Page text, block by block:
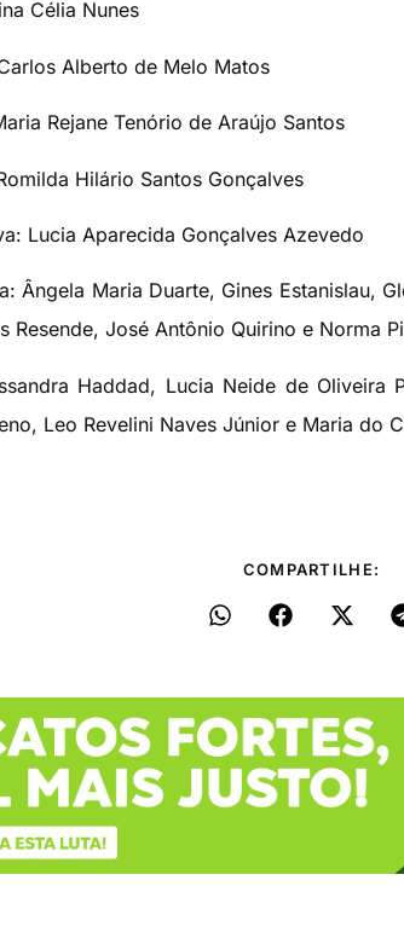
Célia Nunes
Alberto de Melo Matos
Rejane Tenório de Araújo Santos
Hilário Santos Gonçalves
Lucia Aparecida Gonçalves Azevedo
Ângela Maria Duarte, Gines Estanislau,
Resende, José Antônio Quirino e Norma
Haddad, Lucia Neide de Oliveira
Leo Revelini Naves Júnior e Maria do
COMPARTILHE: